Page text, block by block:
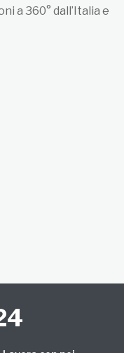
a 360° dall’Italia e